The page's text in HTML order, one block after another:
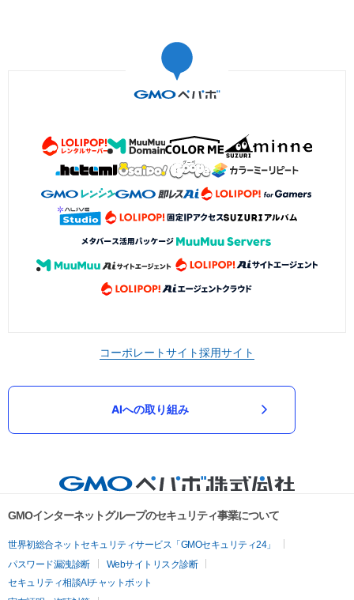
コーポレートサイト採用サイト
AIへの取り組み
GMOインターネットグループのセキュリティ事業について
世界初総合ネットセキュリティサービス「GMOセキュリティ24」
パスワード漏洩診断
Webサイトリスク診断
セキュリティ相談AIチャットボット